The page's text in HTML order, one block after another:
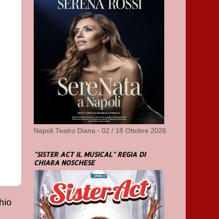
Napoli Teatro Diana - 02 / 18 Ottobre 2026
"SISTER ACT IL MUSICAL" REGIA DI
CHIARA NOSCHESE